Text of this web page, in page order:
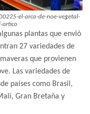
el-arca-de-noe-vegetal-
artico
plantas que envió
27 variedades de
que provienen
Las variedades de
países como Brasil,
Gran Bretaña y